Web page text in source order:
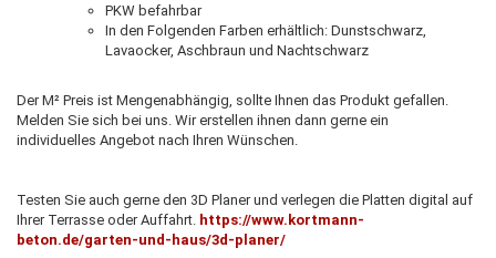
PKW befahrbar
In den Folgenden Farben erhältlich: Dunstschwarz,
Lavaocker, Aschbraun und Nachtschwarz
Der M² Preis ist Mengenabhängig, sollte Ihnen das Produkt gefallen.
Melden Sie sich bei uns. Wir erstellen ihnen dann gerne ein
individuelles Angebot nach Ihren Wünschen.
Testen Sie auch gerne den 3D Planer und verlegen die Platten digital auf
Ihrer Terrasse oder Auffahrt. https://www.kortmann-
beton.de/garten-und-haus/3d-planer/